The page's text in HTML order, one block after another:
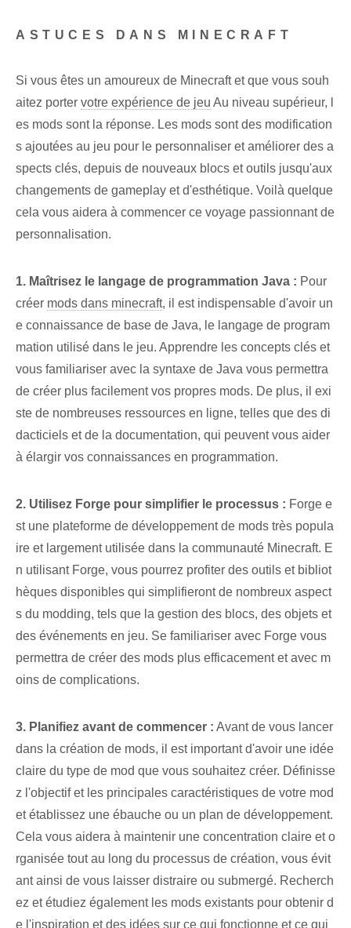
ASTUCES DANS MINECRAFT
Si vous êtes un amoureux de Minecraft et que vous souh
aitez porter votre expérience de jeu Au niveau supérieur, l
es mods sont la réponse. Les mods sont des modification
s ajoutées au jeu pour le personnaliser et améliorer des a
spects clés, depuis de nouveaux blocs et outils jusqu'aux
changements de gameplay et d'esthétique. Voilà quelque
cela vous aidera à commencer ce voyage passionnant⁢ de
personnalisation.
1. Maîtrisez le langage de programmation Java : Pour
créer mods dans minecraft, il est indispensable d'avoir un
e connaissance de base de Java, le langage de program
mation utilisé dans le jeu. Apprendre les concepts clés et
vous familiariser avec la syntaxe de Java vous permettra
de créer plus facilement vos propres mods. De plus, il exi
ste de nombreuses ressources en ligne, telles que des di
dacticiels et de la documentation, qui peuvent vous aider
à élargir vos connaissances en programmation.
2. Utilisez Forge pour simplifier le processus : Forge e
st une plateforme de développement de mods très popula
ire et largement utilisée dans la communauté Minecraft. E
n utilisant Forge, vous pourrez profiter des outils et bibliot
hèques disponibles qui simplifieront de nombreux aspect
s du modding, tels que la gestion des blocs, des objets et
des événements en jeu. Se familiariser avec Forge vous
permettra de créer des mods plus efficacement et avec m
oins de complications.
3. Planifiez avant de commencer : Avant de vous lancer
dans la création de mods, il est important d'avoir une idée
claire du type de mod que vous souhaitez créer. Définisse
z l'objectif et les principales caractéristiques de votre mod
et établissez une ébauche ou un plan de développement.
Cela vous aidera à maintenir une concentration claire et o
rganisée tout au long du processus de création, vous évit
ant ainsi de vous laisser distraire ou submergé. Recherch
ez et étudiez également les mods existants⁢ pour obtenir d
e l'inspiration et des idées sur⁤ ce qui fonctionne⁢ et ce qui